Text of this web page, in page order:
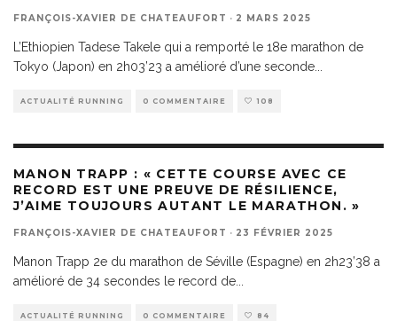
FRANÇOIS-XAVIER DE CHATEAUFORT · 2 MARS 2025
L’Ethiopien Tadese Takele qui a remporté le 18e marathon de
Tokyo (Japon) en 2h03’23 a amélioré d’une seconde
ACTUALITÉ RUNNING 0 COMMENTAIRE 108
MANON TRAPP : « CETTE COURSE AVEC CE
RECORD EST UNE PREUVE DE RÉSILIENCE,
J’AIME TOUJOURS AUTANT LE MARATHON. »
FRANÇOIS-XAVIER DE CHATEAUFORT · 23 FÉVRIER 2025
Manon Trapp 2e du marathon de Séville (Espagne) en 2h23’38 a
amélioré de 34 secondes le record de
ACTUALITÉ RUNNING 0 COMMENTAIRE 84